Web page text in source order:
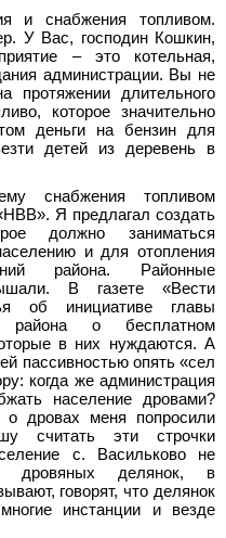
и снабжения топливом.
У Вас, господин Кошкин,
– это котельная,
администрации. Вы не
протяжении длительного
которое значительно
деньги на бензин для
детей из деревень в
снабжения топливом
Я предлагал создать
должно заниматься
и для отопления
района. Районные
В газете «Вести
об инициативе главы
района о бесплатном
в них нуждаются. А
пассивностью опять «сел
когда же администрация
население дровами?
дровах меня попросили
считать эти строчки
с. Васильково не
дровяных делянок, в
говорят, что делянок
инстанции и везде